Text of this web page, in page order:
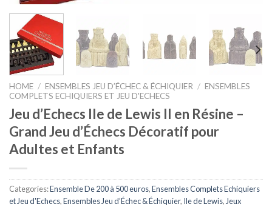
HOME / ENSEMBLES JEU D’ÉCHEC & ÉCHIQUIER / ENSEMBLES
COMPLETS ECHIQUIERS ET JEU D'ECHECS
Jeu d’Echecs Ile de Lewis II en Résine –
Grand Jeu d’Échecs Décoratif pour
Adultes et Enfants
Categories:Ensemble De 200 à 500 euros,Ensembles Complets Echiquiers
et Jeu d'Echecs,Ensembles Jeu d’Échec & Échiquier, Ile de Lewis, Jeux